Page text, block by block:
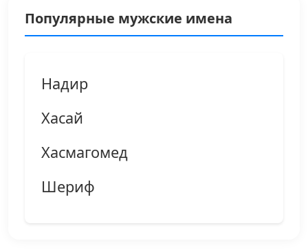
Популярные мужские имена
Надир
Хасай
Хасмагомед
Шериф